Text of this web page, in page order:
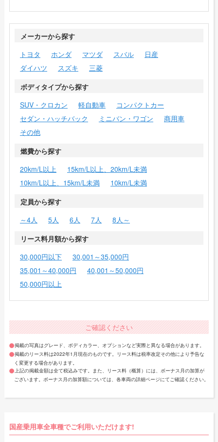
メーカーから探す
トヨタ
ホンダ マツダ スバル
日産
ダイハツ
スズキ
三菱
ボディタイプから探す
SUV・クロカン
軽自動車
コンパクトカー
セダン・ハッチバック
ミニバン・ワゴン
商用車
その他
燃費から探す
20km/L以上
15km/L以上、20km/L未満
10km/L以上、15km/L未満
10km/L未満
定員から探す
～4人
5人 6人 7人
8人～
リース料月額から探す
30,000円以下
30,001～35,000円
35,001～40,000円
40,001～50,000円
50,000円以上
ご確認ください
掲載の写真はグレード、ボディカラー、オプションなど実際と異なる場合があります。
掲載のリース料は2022年1月現在のものです。リース料は税率改定その他により予告な
く変更する場合があります。
上記の掲載金額は全て税込みです。また、リース料（概算）には、ボーナス月の加算が
ございます。ボーナス月の加算額については、各車両の詳細ページにてご確認ください。
国産乗用車全車種でご利用いただけます!